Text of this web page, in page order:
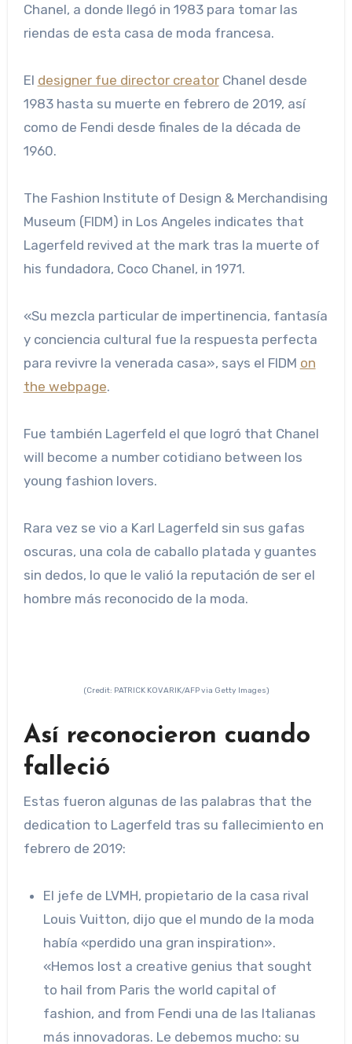
Chanel, a donde llegó in 1983 para tomar las
riendas de esta casa de moda francesa.
El designer fue director creatorChanel desde
1983 hasta su muerte en febrero de 2019, así
como de Fendi desde finales de la década de
1960.
The Fashion Institute of Design & Merchandising
Museum (FIDM) in Los Angeles indicates that
Lagerfeld revived at the mark tras la muerte of
his fundadora, Coco Chanel, in 1971.
«Su mezcla particular de impertinencia, fantasía
y conciencia cultural fue la respuesta perfecta
para revivre la venerada casa», says el FIDM on
the webpage.
Fue también Lagerfeld el que logró that Chanel
will become a number cotidiano between los
young fashion lovers.
Rara vez se vio a Karl Lagerfeld sin sus gafas
oscuras, una cola de caballo platada y guantes
sin dedos, lo que le valió la reputación de ser el
hombre más reconocido de la moda.
(Credit: PATRICK KOVARIK/AFP via Getty Images)
Así reconocieron cuando
falleció
Estas fueron algunas de las palabras that the
dedication to Lagerfeld tras su fallecimiento en
febrero de 2019:
El jefe de LVMH, propietario de la casa rival
Louis Vuitton, dijo que el mundo de la moda
había «perdido una gran inspiration».
«Hemos lost a creative genius that sought
to hail from Paris the world capital of
fashion, and from Fendi una de las Italianas
más innovadoras. Le debemos mucho: su